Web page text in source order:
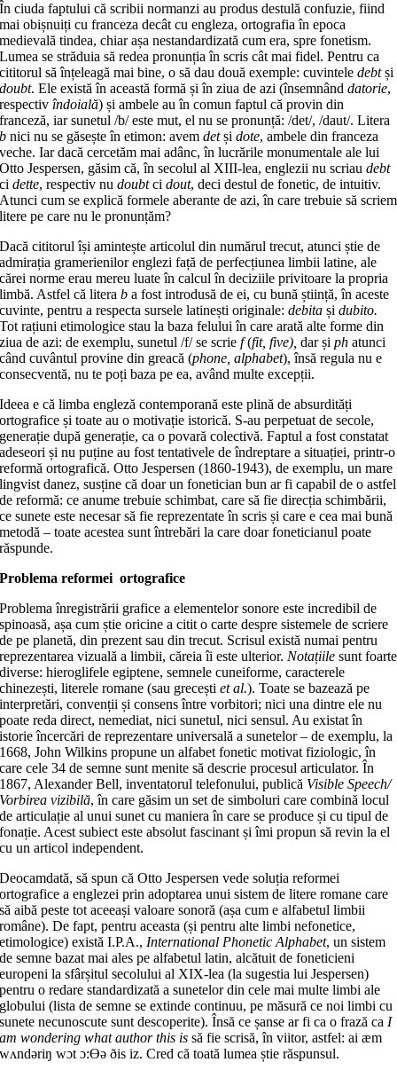
În ciuda faptului că scribii normanzi au produs destulă confuzie, fiind
mai obișnuiți cu franceza decât cu engleza, ortografia în epoca
medievală tindea, chiar așa nestandardizată cum era, spre fonetism.
Lumea se străduia să redea pronunția în scris cât mai fidel. Pentru ca
cititorul să înțeleagă mai bine, o să dau două exemple: cuvinteledebtși
doubt. Ele există în această formă și în ziua de azi (însemnânddatorie,
respectivîndoială) și ambele au în comun faptul că provin din
franceză, iar sunetul /b/ este mut, el nu se pronunță: /det/, /daut/. Litera
b nici nu se găsește în etimon: avemdetșidote, ambele din franceza
veche. Iar dacă cercetăm mai adânc, în lucrările monumentale ale lui
Otto Jespersen, găsim că, în secolul al XIII-lea, englezii nu scriaudebt
cidette, respectiv nudoubtcidout, deci destul de fonetic, de intuitiv.
Atunci cum se explică formele aberante de azi, în care trebuie să scriem
litere pe care nu le pronunțăm?
Dacă cititorul își amintește articolul din numărul trecut, atunci știe de
admirația gramerienilor englezi față de perfecțiunea limbii latine, ale
cărei norme erau mereu luate în calcul în deciziile privitoare la propria
limbă. Astfel că literab a fost introdusă de ei, cu bună știință, în aceste
cuvinte, pentru a respecta sursele latinești originale:debitașidubito.
Tot rațiuni etimologice stau la baza felului în care arată alte forme din
ziua de azi: de exemplu, sunetul /f/ se scrief(fit, five),dar șiph atunci
când cuvântul provine din greacă (phone, alphabet), însă regula nu e
consecventă, nu te poți baza pe ea, având multe excepții.
Ideea e că limba engleză contemporană este plină de absurdități
ortografice și toate au o motivație istorică. S-au perpetuat de secole,
generație după generație, ca o povară colectivă. Faptul a fost constatat
adeseori și nu puține au fost tentativele de îndreptare a situației, printr-o
reformă ortografică. Otto Jespersen (1860-1943), de exemplu, un mare
lingvist danez, susține că doar un fonetician bun ar fi capabil de o astfel
de reformă: ce anume trebuie schimbat, care să fie direcția schimbării,
ce sunete este necesar să fie reprezentate în scris și care e cea mai bună
metodă – toate acestea sunt întrebări la care doar foneticianul poate
răspunde.
Problema reformei ortografice
Problema înregistrării grafice a elementelor sonore este incredibil de
spinoasă, așa cum știe oricine a citit o carte despre sistemele de scriere
de pe planetă, din prezent sau din trecut. Scrisul există numai pentru
reprezentarea vizuală a limbii, căreia îi este ulterior.Notațiile sunt foarte
diverse: hieroglifele egiptene, semnele cuneiforme, caracterele
chinezești, literele romane (sau greceștiet al.). Toate se bazează pe
interpretări, convenții și consens între vorbitori; nici una dintre ele nu
poate reda direct, nemediat, nici sunetul, nici sensul. Au existat în
istorie încercări de reprezentare universală a sunetelor – de exemplu, la
1668, John Wilkins propune un alfabet fonetic motivat fiziologic, în
care cele 34 de semne sunt menite să descrie procesul articulator. În
1867, Alexander Bell, inventatorul telefonului, publică Visible Speech/
Vorbirea vizibilă, în care găsim un set de simboluri care combină locul
de articulație al unui sunet cu maniera în care se produce și cu tipul de
fonație. Acest subiect este absolut fascinant și îmi propun să revin la el
cu un articol independent.
Deocamdată, să spun că Otto Jespersen vede soluția reformei
ortografice a englezei prin adoptarea unui sistem de litere romane care
să aibă peste tot aceeași valoare sonoră (așa cum e alfabetul limbii
române). De fapt, pentru aceasta (și pentru alte limbi nefonetice,
etimologice) există I.P.A.,International Phonetic Alphabet, un sistem
de semne bazat mai ales pe alfabetul latin, alcătuit de foneticieni
europeni la sfârșitul secolului al XIX-lea (la sugestia lui Jespersen)
pentru o redare standardizată a sunetelor din cele mai multe limbi ale
globului (lista de semne se extinde continuu, pe măsură ce noi limbi cu
sunete necunoscute sunt descoperite). Însă ce șanse ar fi ca o frază caI
am wondering what author this is să fie scrisă, în viitor, astfel: ai æm
wʌndəriŋ wɔt ɔ:Ɵə ðis iz. Cred că toată lumea știe răspunsul.